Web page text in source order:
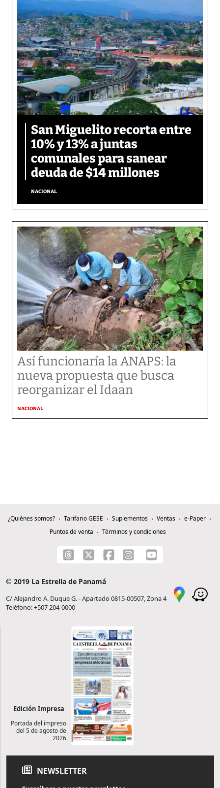
San Miguelito recorta entre
10% y 13% a juntas
comunales para sanear
deuda de $14 millones
NACIONAL
Así funcionaría la ANAPS: la
nueva propuesta que busca
reorganizar el Idaan
NACIONAL
¿Quiénes somos? Tarifario GESE Suplementos Ventas
e-Paper
Puntos de venta
Términos y condiciones
© 2019 La Estrella de Panamá
C/ Alejandro A. Duque G. - Apartado 0815-00507, Zona 4
Teléfono: +507 204-0000
Edición Impresa
Portada del impreso
del 5 de agosto de
2026
NEWSLETTER